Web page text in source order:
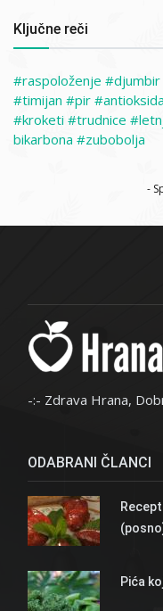
Ključne reči
raspoloženje djumbir
timijan
pir
kroketi
trudnice
bikarbona
zubobolja
-
-:- Zdrava Hrana,
ODABRANI ČLANCI
Pića